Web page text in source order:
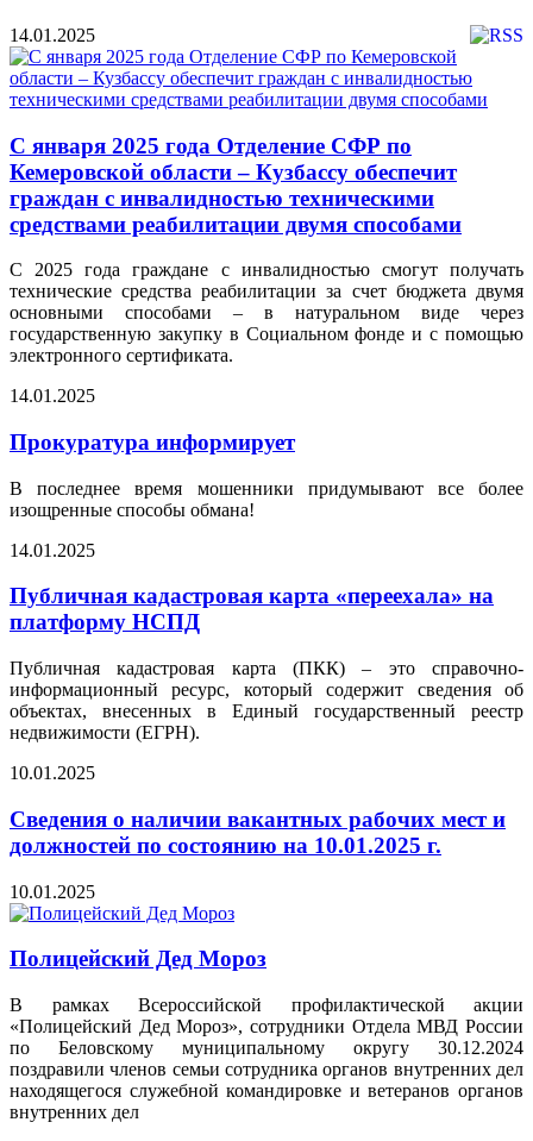
14.01.2025
С января 2025 года Отделение СФР по
Кемеровской области – Кузбассу обеспечит
граждан с инвалидностью техническими
средствами реабилитации двумя способами
С 2025 года граждане с инвалидностью смогут получать
технические средства реабилитации за счет бюджета двумя
основными способами – в натуральном виде через
государственную закупку в Социальном фонде и с помощью
электронного сертификата.
14.01.2025
Прокуратура информирует
В последнее время мошенники придумывают все более
изощренные способы обмана!
14.01.2025
Публичная кадастровая карта «переехала» на
платформу НСПД
Публичная кадастровая карта (ПКК) – это справочно-
информационный ресурс, который содержит сведения об
объектах, внесенных в Единый государственный реестр
недвижимости (ЕГРН).
10.01.2025
Сведения о наличии вакантных рабочих мест и
должностей по состоянию на 10.01.2025 г.
10.01.2025
Полицейский Дед Мороз
В рамках Всероссийской профилактической акции
«Полицейский Дед Мороз», сотрудники Отдела МВД России
по Беловскому муниципальному округу 30.12.2024
поздравили членов семьи сотрудника органов внутренних дел
находящегося служебной командировке и ветеранов органов
внутренних дел